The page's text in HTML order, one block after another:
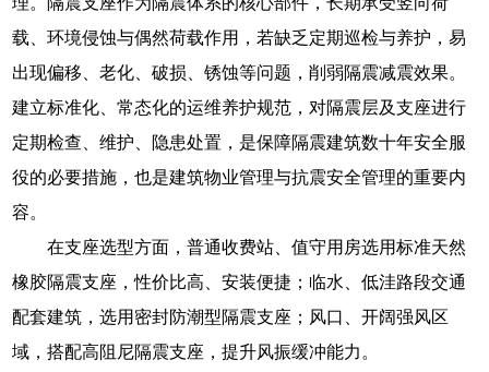
载、环境侵蚀与偶然荷载作用，若缺乏定期巡检与养护，易
出现偏移、老化、破损、锈蚀等问题，削弱隔震减震效果。
建立标准化、常态化的运维养护规范，对隔震层及支座进行
定期检查、维护、隐患处置，是保障隔震建筑数十年安全服
役的必要措施，也是建筑物业管理与抗震安全管理的重要内
容。
在支座选型方面，普通收费站、值守用房选用标准天然
橡胶隔震支座，性价比高、安装便捷；临水、低洼路段交通
配套建筑，选用密封防潮型隔震支座；风口、开阔强风区
域，搭配高阻尼隔震支座，提升风振缓冲能力。